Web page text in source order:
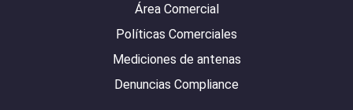
Área Comercial
Políticas Comerciales
Mediciones de antenas
Denuncias Compliance